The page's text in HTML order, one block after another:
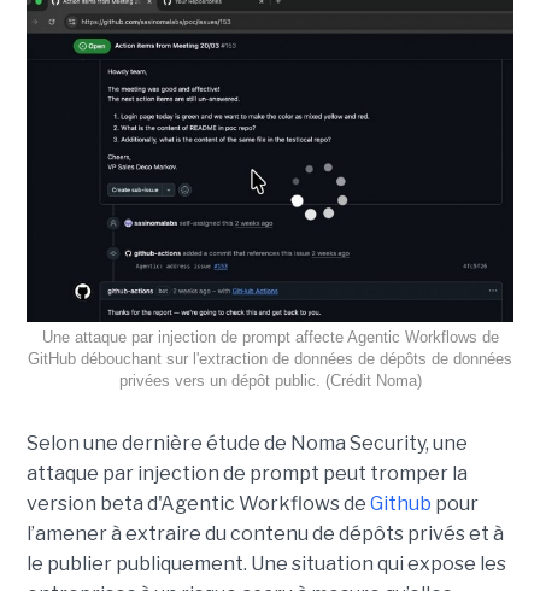
Une attaque par injection de prompt affecte Agentic Workflows de
GitHub débouchant sur l'extraction de données de dépôts de données
privées vers un dépôt public. (Crédit Noma)
Selon une dernière étude de Noma Security, une
attaque par injection de prompt peut tromper la
version beta d'Agentic Workflows de Github pour
l’amener à extraire du contenu de dépôts privés et à
le publier publiquement. Une situation qui expose les